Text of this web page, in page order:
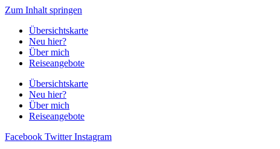
Zum Inhalt springen
Übersichtskarte
Neu hier?
Über mich
Reiseangebote
Übersichtskarte
Neu hier?
Über mich
Reiseangebote
Facebook Twitter Instagram